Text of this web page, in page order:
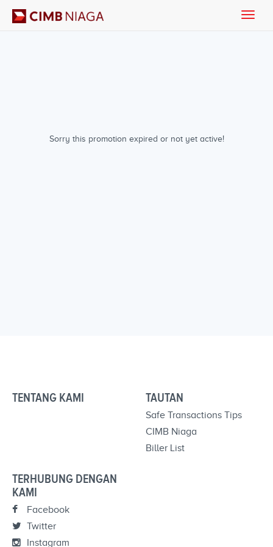
Sorry this promotion expired or not yet active!
Toggle
TENTANG KAMI TAUTAN
Safe Transactions Tips
CIMB Niaga
Biller List
TERHUBUNG DENGAN
KAMI
Facebook
Twitter
Instagram